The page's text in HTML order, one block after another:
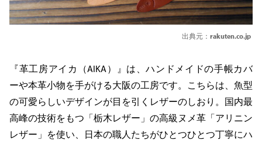
出典元： rakuten.co.jp
『革工房アイカ（AIKA）』は、ハンドメイドの手帳カバ
ーや本革小物を手がける大阪の工房です。こちらは、魚型
の可愛らしいデザインが目を引くレザーのしおり。国内最
高峰の技術をもつ「栃木レザー」の高級ヌメ革「アリニン
レザー」を使い、日本の職人たちがひとつひとつ丁寧にハ